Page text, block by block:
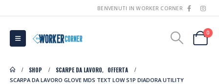
BENVENUTI IN WORKER CORNER
0
SHOP SCARPE DA LAVORO, OFFERTA
SCARPA DA LAVORO GLOVE MDS TEXT LOW S1P DIADORA UTILITY